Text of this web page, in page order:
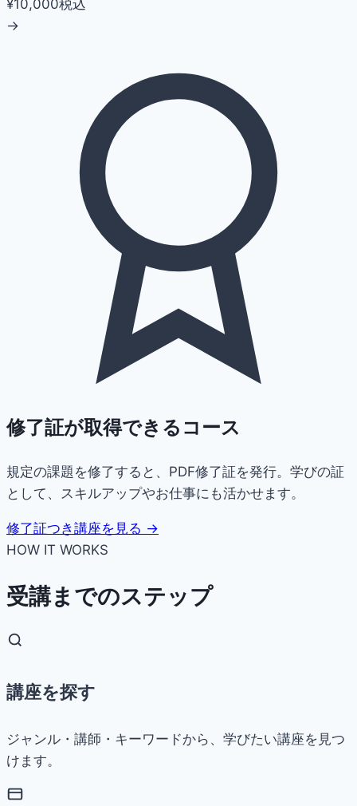
¥10,000税込
→
修了証が取得できるコース
規定の課題を修了すると、PDF修了証を発行。学びの証
として、スキルアップやお仕事にも活かせます。
修了証つき講座を見る →
HOW IT WORKS
受講までのステップ
講座を探す
ジャンル・講師・キーワードから、学びたい講座を見つ
けます。